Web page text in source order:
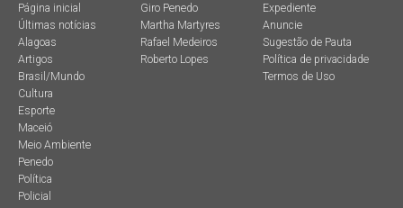
Página inicial
Últimas notícias
Alagoas
Artigos
Brasil/Mundo
Cultura
Esporte
Maceió
Meio Ambiente
Penedo
Política
Policial
Giro Penedo
Martha Martyres
Rafael Medeiros
Roberto Lopes
Expediente
Anuncie
Sugestão de Pauta
Política de privacidade
Termos de Uso